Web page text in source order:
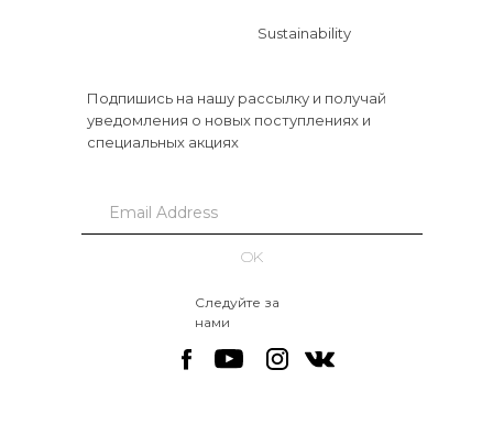
Подпишись на нашу рассылку и получай
уведомления о новых поступлениях и
специальных акциях
Следуйте за
нами
Sustainability
OK